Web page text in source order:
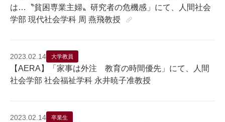
は…〝貧困専業主婦〟研究者の危機感」にて、人間社会
学部 現代社会学科 周 燕飛教授
2023.02.14 大学教員
【AERA】「家事は外注 教育の時間優先」にて、人間
社会学部 社会福祉学科 永井暁子准教授
2023.02.14 卒業生